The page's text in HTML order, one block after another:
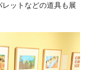
ットなどの道具も展